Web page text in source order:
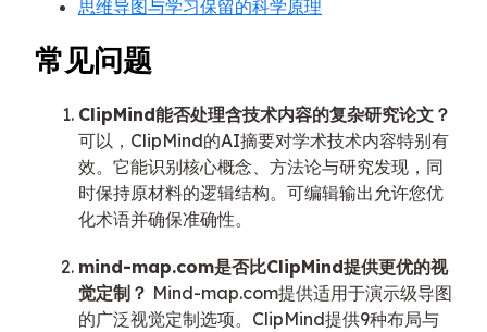
思维导图与学习保留的科学原理
常见问题
ClipMind能否处理含技术内容的复杂研究论文？
可以，ClipMind的AI摘要对学术技术内容特别有
效。它能识别核心概念、方法论与研究发现，同
时保持原材料的逻辑结构。可编辑输出允许您优
化术语并确保准确性。
mind-map.com是否比ClipMind提供更优的视
觉定制？ Mind-map.com提供适用于演示级导图
的广泛视觉定制选项。ClipMind提供9种布局与